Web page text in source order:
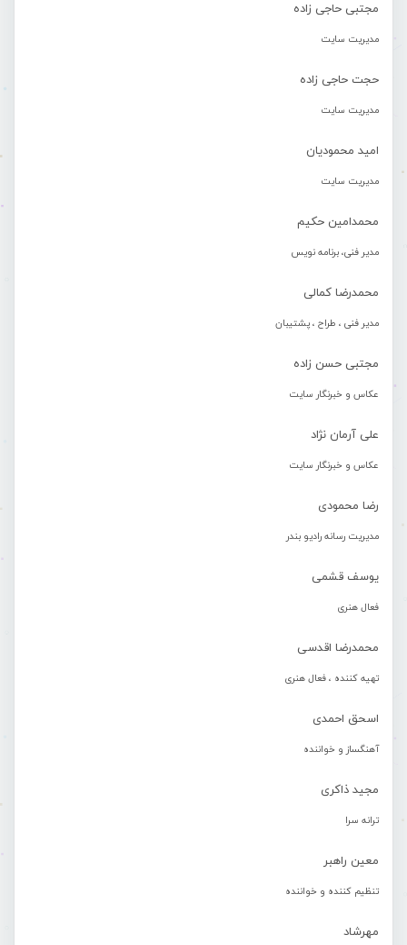
مجتبی حاجی زاده
مدیریت سایت
حجت حاجی زاده
مدیریت سایت
امید محمودیان
مدیریت سایت
محمدامین حکیم
مدیر فنی، برنامه نویس
محمدرضا کمالی
مدیر فنی ، طراح ، پشتیبان
مجتبی حسن زاده
عکاس و خبرنگار سایت
علی آرمان نژاد
عکاس و خبرنگار سایت
رضا محمودی
مدیریت رسانه رادیو بندر
یوسف قشمی
فعال هنری
محمدرضا اقدسی
تهیه کننده ، فعال هنری
اسحق احمدی
آهنگساز و خواننده
مجید ذاکری
ترانه سرا
معین راهبر
تنظیم کننده و خواننده
مهرشاد